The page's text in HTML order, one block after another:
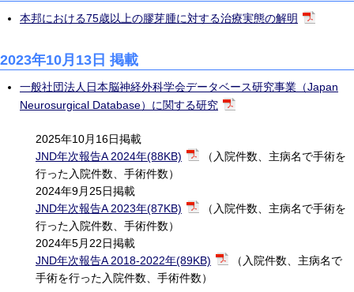
本邦における75歳以上の膠芽腫に対する治療実態の解明
2023年10月13日 掲載
一般社団法人日本脳神経外科学会データベース研究事業（Japan
Neurosurgical Database）に関する研究
2025年10月16日掲載
JND年次報告A 2024年(88KB)
（入院件数、主病名で手術を
行った入院件数、手術件数）
2024年9月25日掲載
JND年次報告A 2023年(87KB)
（入院件数、主病名で手術を
行った入院件数、手術件数）
2024年5月22日掲載
JND年次報告A 2018-2022年(89KB)
（入院件数、主病名で
手術を行った入院件数、手術件数）